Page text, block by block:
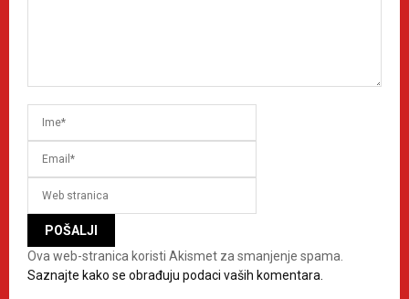
Ova web-stranica koristi Akismet za smanjenje spama.
Saznajte kako se obrađuju podaci vaših komentara.